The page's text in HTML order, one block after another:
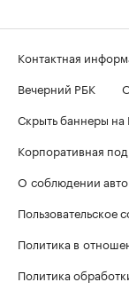
Контактная
Вечерний РБК
Скрыть баннеры на
Корпоративная
О соблюдении
Пользовательское
Политика в
Политика